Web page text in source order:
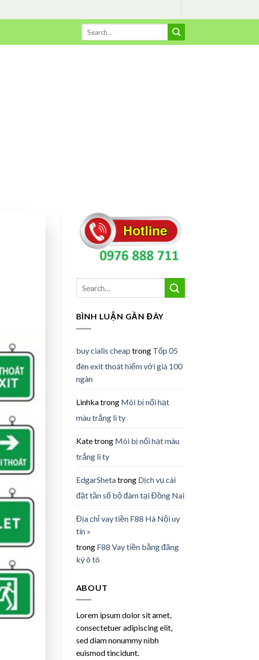
BÌNH LUẬN GẦN ĐÂY
buy cialis cheap trong Tốp 05
đèn exit thoát hiểm với giá 100
ngàn
Linhkatrong Môi bị nổi hạt
màu trắng li ty
Katetrong Môi bị nổi hạt màu
trắng li ty
EdgarShetatrong Dịch vụ cài
đặt tần số bộ đàm tại Đồng Nai
Địa chỉ vay tiền F88 Hà Nội uy
tín »
trong F88 Vay tiền bằng đăng
ký ô tô
ABOUT
Lorem ipsum dolor sit amet,
consectetuer adipiscing elit,
sed diam nonummy nibh
euismod tincidunt.